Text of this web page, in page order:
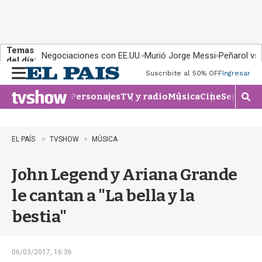
Temas
del día: Negociaciones con EE.UU. Murió Jorge Messi Peñarol
n
u
Suscribite al 50% OFFIngresar
PersonajesTV y radioMúsicaCineSeries
M
o
EL PAÍS TVSHOW MÚSICA
John Legend y Ariana Grande
le cantan a "La bella y la
bestia"
06/03/2017, 16:36